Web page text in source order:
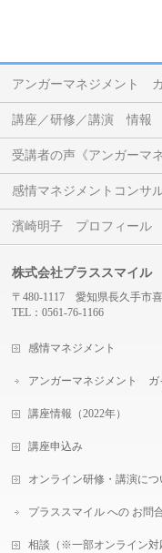
アンガーマネジメント
講座／研修／講演 情報
受講者の声《アンガーマ
感情マネジメントコンサ
濱崎明子 プロフィール
株式会社プラススマイル
〒480-1117 愛知県長久手市
TEL：0561-76-1166
感情マネジメント
アンガーマネジメント ガ
講座情報（2022年）
講座申込み
オンライン研修・講演につ
プラススマイル への お問
相談（※一部オンライン対